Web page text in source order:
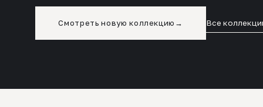
Смотреть новую коллекцию → Все